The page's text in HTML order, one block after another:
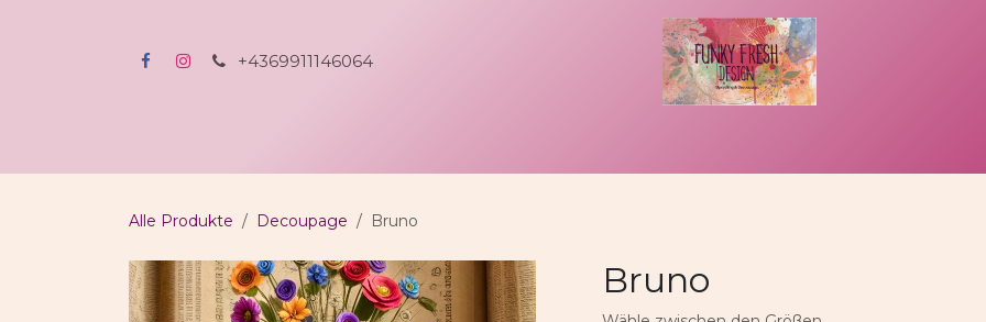
+4369911146064
Alle Produkte Decoupage Bruno
Bruno